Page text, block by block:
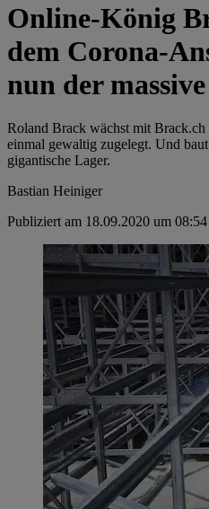
Online-König
dem Corona-
nun der
Roland Brack wächst mit
einmal gewaltig zugelegt. Und
gigantische Lager.
Bastian Heiniger
Publiziert am 18.09.2020 um